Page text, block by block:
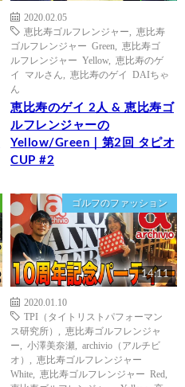
2020.02.05
恵比寿ゴルフレンジャー
恵比寿
ゴルフレンジャー Green
恵比寿ゴ
ルフレンジャー Yellow, 恵比寿のゲ
イ マルさん
恵比寿のゲイ DAIちゃ
ん
恵比寿のゲイ 2人 & 恵比寿ゴ
ルフレンジャーの
Yellow/Green｜第2回 タピオ
CUP #2
ゴルフのファッション
14:11
2020.01.10
TPI（タイトリストパフォーマン
ス研究所）
恵比寿ゴルフレンジャ
ー
小澤美奈瀬
archivio（アルチビ
オ）
恵比寿ゴルフレンジャー
White
恵比寿ゴルフレンジャー Red